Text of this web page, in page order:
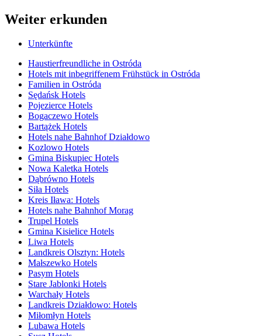
Weiter erkunden
Unterkünfte
Haustierfreundliche in Ostróda
Hotels mit inbegriffenem Frühstück in Ostróda
Familien in Ostróda
Sędańsk Hotels
Pojezierce Hotels
Bogaczewo Hotels
Bartążek Hotels
Hotels nahe Bahnhof Działdowo
Kozlowo Hotels
Gmina Biskupiec Hotels
Nowa Kaletka Hotels
Dąbrówno Hotels
Siła Hotels
Kreis Iława: Hotels
Hotels nahe Bahnhof Morag
Trupel Hotels
Gmina Kisielice Hotels
Liwa Hotels
Landkreis Olsztyn: Hotels
Małszewko Hotels
Pasym Hotels
Stare Jablonki Hotels
Warchały Hotels
Landkreis Działdowo: Hotels
Miłomłyn Hotels
Lubawa Hotels